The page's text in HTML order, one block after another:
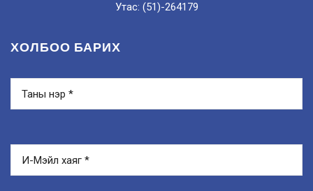
Утас: (51)-264179
ХОЛБОО БАРИХ